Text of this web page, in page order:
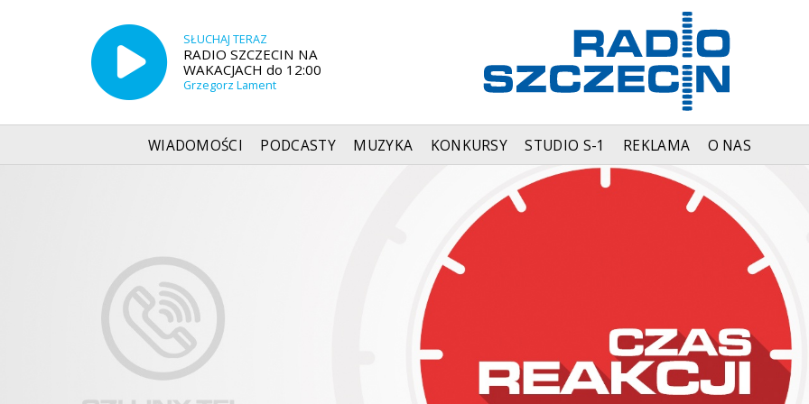
SŁUCHAJ TERAZ
RADIO SZCZECIN NA
WAKACJACH do 12:00
Grzegorz Lament
WIADOMOŚCI PODCASTY MUZYKA KONKURSY STUDIO S-1 REKLAMA O NAS